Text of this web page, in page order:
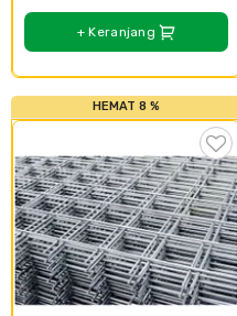
+ Keranjang
HEMAT 8 %